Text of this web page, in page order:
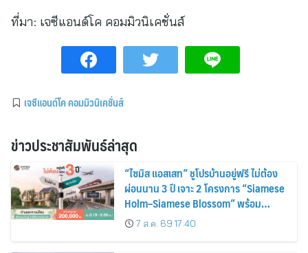
ที่มา: เจซีแอนด์โค คอมมิวนิเคชั่นส์
เจซีแอนด์โค คอมมิวนิเคชั่นส์
ข่าวประชาสัมพันธ์ล่าสุด
“ไซมิส แอสเสท” ชูโปรบ้านอยู่ฟรี ไม่ต้อง
ผ่อนนาน 3 ปี เจาะ 2 โครงการ “Siamese
Holm–Siamese Blossom” พร้อม
ส่วนลดและสิทธิพิเศษถึง 31 สิงหาคม
2569
7 ส.ค. 69 17:40